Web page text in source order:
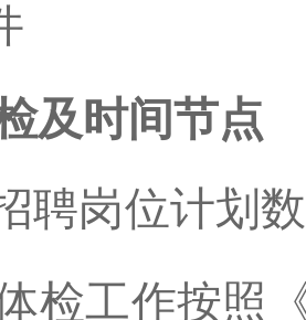
及时间节点
聘岗位计划
检工作按照